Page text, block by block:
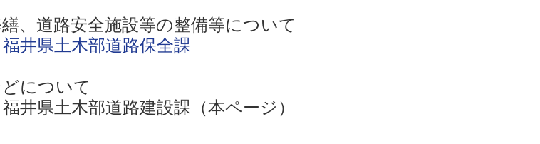
、道路安全施設等の整備等について
福井県土木部道路保全課
について
井県土木部道路建設課（本ページ）